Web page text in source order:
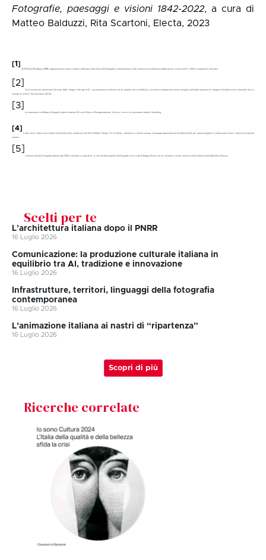
Fotografie, paesaggi e visioni 1842-2022, a cura di
Matteo Balduzzi, Rita Scartoni, Electa, 2023
[1]
Self Publish Be Happy (SPBH), organizzazione nata a Londra e dedicata a dare forma alla fotografia contemporanea e alla cultura visiva attraverso pubblicazioni, eventi online e offline e programmi educativi.
[2]
Tra le mostre più interessanti Uncanny Atlas: Image in the age of A.I., una panoramica di diversi tipi di progetti: tra cui Exhibit-A-i , un lavoro sviluppato per creare immagini nate dalle narrazioni di rifugiati richiedenti asilo in Australia, da cui
emerge un utilizzo “documentario” dell’AI.
[3]
La matematica è affidata al fotografo inglese Stephen Gill con A Series of Disappointments , la fisica, invece, al newyorkese Stanley Greenberg.
[4]
L'idea nasce dalla ricerca della sostenibilità nella produzione del libro di Maren Krings, H is for Hemp , stampato su carta di canapa sviluppata appositamente da Hahnemühle per questo progetto e confezionato senza l’utilizzo di materiali
sintetici.
[5]
Il premio Giovane Fotografia Italiana dal 2022 è intitolato a Luigi Ghirri, in virtù del forte rapporto del fotografo con la città di Reggio Emilia che ne custodisce anche l’archivio nella Fototeca della Biblioteca Panizzi.
Scelti per te
L’architettura italiana dopo il PNRR
16 Luglio 2026
Comunicazione: la produzione culturale italiana in
equilibrio tra AI, tradizione e innovazione
16 Luglio 2026
Infrastrutture, territori, linguaggi della fotografia
contemporanea
16 Luglio 2026
L’animazione italiana ai nastri di “ripartenza”
16 Luglio 2026
Scopri di più
Ricerche correlate